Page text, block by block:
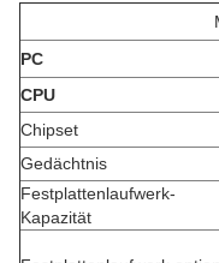
PC
CPU
Chipset
Gedächtnis
Festplattenlaufwerk-
Kapazität